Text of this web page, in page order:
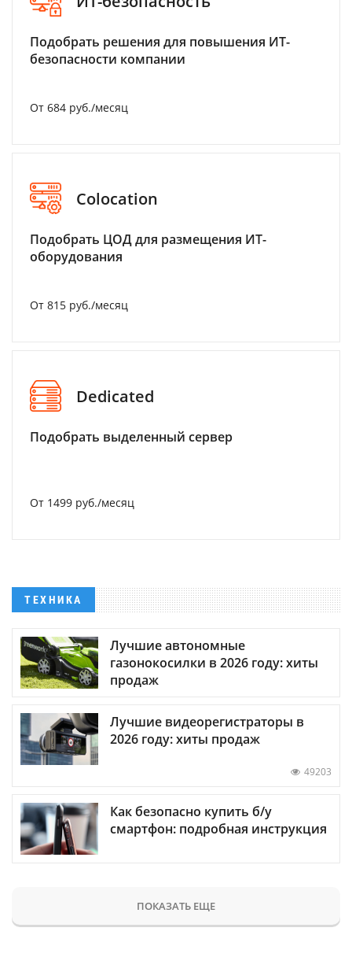
Подобрать решения для повышения ИТ-
безопасности компании
От 684 руб./месяц
Colocation
Подобрать ЦОД для размещения ИТ-
оборудования
От 815 руб./месяц
Dedicated
Подобрать выделенный сервер
От 1499 руб./месяц
ТЕХНИКА
Лучшие автономные
газонокосилки в 2026 году: хиты
продаж
Лучшие видеорегистраторы в
2026 году: хиты продаж
49203
Как безопасно купить б/у
смартфон: подробная инструкция
ПОКАЗАТЬ ЕЩЕ